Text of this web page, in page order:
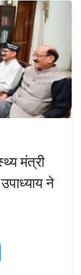
मंत्री
ने